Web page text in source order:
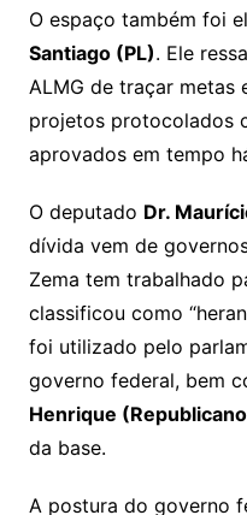
O espaço também foi
Santiago (PL). Ele
ALMG de traçar metas
projetos protocolados
aprovados em tempo
O deputado Dr.
dívida vem de
Zema tem trabalhado
classificou como
foi utilizado pelo
governo federal, bem
Henrique
da base.
A postura do governo